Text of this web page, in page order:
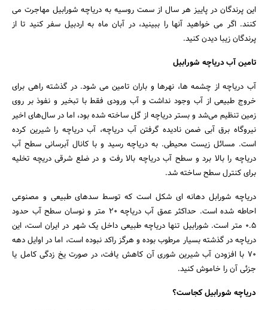
این پرندگان در پاییز هر سال از سمت روسیه به دریاچه شورابیل مهاجرت می
کنند. اگر می خواهید آنها را ببینید، در آبان ماه به اردبیل سفر کنید تا از
پرندگان زیبا دیدن کنید.
تامین آب دریاچه شورابیل
آب دریاچه از چشمه ها، نهرها و باران تامین می شود. در گذشته راهی برای
خروج طبیعی از آب وجود نداشت و آب ورودی فقط با تبخیر و نفوذ بر روی
زمین تنظیم می‌شد و بستر دریاچه از گل ساخته شده بود، اما در سال‌های اخیر
نیروگاه برق آبی ضمن نادیده گرفتن آب دریاچه، آب دریاچه را شیرین کرده
است. مسائل زیست محیطی. به دریاچه رسید و با کانال آبرسانی سطح آب
دریاچه را بالا برد و سطح آب دریاچه بالا رفت و در ضلع شرقی دریچه تخلیه
برای کنترل سطح ساخته شد.
دریاچه شورابل دهانه ای شکل است که توسط سدهای طبیعی و مصنوعی
احاطه شده است. حداکثر عمق آب دریاچه 20 متر و نوسان سطح آب حدود
0.5 متر است. شورابیل تنها دریاچه طبیعی داخل یک شهر در ایران است، این
دریاچه در گذشته بسیار مرطوب بوده و هرگز راکد نبوده است، اما در اوایل دهه
70 با افزودن آب شیرین شوری آن کاهش یافت، در صورت یخ زدگی کامل یا
جزئی آن را خاموش کنید.
دریاچه شورابیل کجاست؟